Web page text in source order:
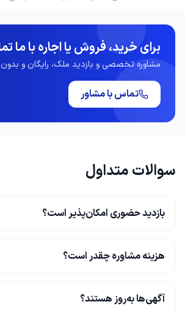
برای خرید، فروش یا اجاره با ما
مشاوره تخصصی و بازدید ملک، رایگان و
تماس با مشاور
سوالات متداول
بازدید حضوری امکان‌پذیر است؟
هزینه مشاوره چقدر است؟
آگهی‌ها به‌روز هستند؟